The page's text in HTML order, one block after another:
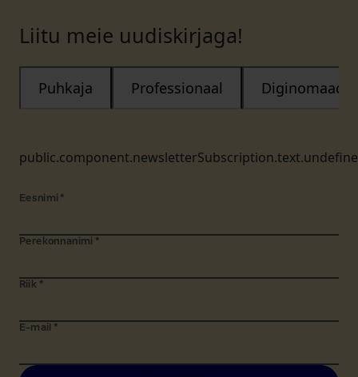
Liitu meie uudiskirjaga!
Puhkaja Professionaal Diginomaad
Eesnimi *
Perekonnanimi *
Riik *
E-mail *